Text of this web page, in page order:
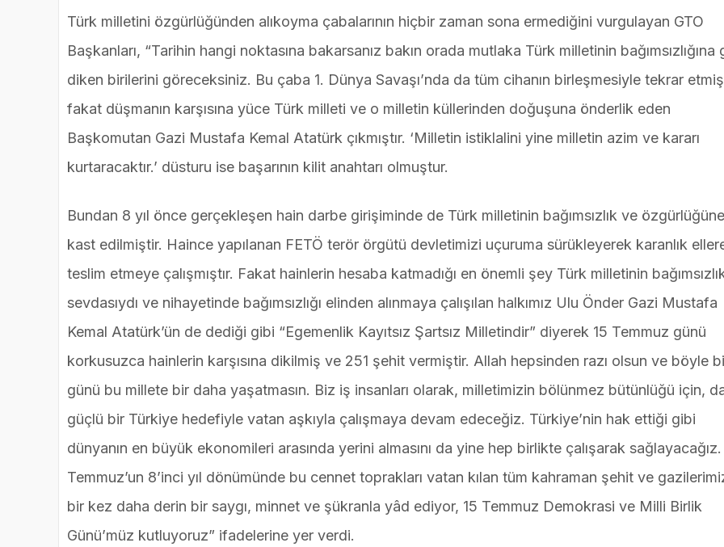
Türk milletini özgürlüğünden alıkoyma çabalarının hiçbir zaman sona ermediğini vurgulayan GTO
Başkanları, “Tarihin hangi noktasına bakarsanız bakın orada mutlaka Türk milletinin bağımsızlığına
diken birilerini göreceksiniz. Bu çaba 1. Dünya Savaşı’nda da tüm cihanın birleşmesiyle tekrar etmiş
fakat düşmanın karşısına yüce Türk milleti ve o milletin küllerinden doğuşuna önderlik eden
Başkomutan Gazi Mustafa Kemal Atatürk çıkmıştır. ‘Milletin istiklalini yine milletin azim ve kararı
kurtaracaktır.’ düsturu ise başarının kilit anahtarı olmuştur.
Bundan 8 yıl önce gerçekleşen hain darbe girişiminde de Türk milletinin bağımsızlık ve özgürlüğüne
kast edilmiştir. Haince yapılanan FETÖ terör örgütü devletimizi uçuruma sürükleyerek karanlık
teslim etmeye çalışmıştır. Fakat hainlerin hesaba katmadığı en önemli şey Türk milletinin
sevdasıydı ve nihayetinde bağımsızlığı elinden alınmaya çalışılan halkımız Ulu Önder Gazi Mustafa
Kemal Atatürk’ün de dediği gibi “Egemenlik Kayıtsız Şartsız Milletindir” diyerek 15 Temmuz günü
korkusuzca hainlerin karşısına dikilmiş ve 251 şehit vermiştir. Allah hepsinden razı olsun ve böyle
günü bu millete bir daha yaşatmasın. Biz iş insanları olarak, milletimizin bölünmez bütünlüğü için,
güçlü bir Türkiye hedefiyle vatan aşkıyla çalışmaya devam edeceğiz. Türkiye’nin hak ettiği gibi
dünyanın en büyük ekonomileri arasında yerini almasını da yine hep birlikte çalışarak sağlayacağız.
Temmuz’un 8’inci yıl dönümünde bu cennet toprakları vatan kılan tüm kahraman şehit ve
bir kez daha derin bir saygı, minnet ve şükranla yâd ediyor, 15 Temmuz Demokrasi ve Milli Birlik
Günü’müz kutluyoruz” ifadelerine yer verdi.